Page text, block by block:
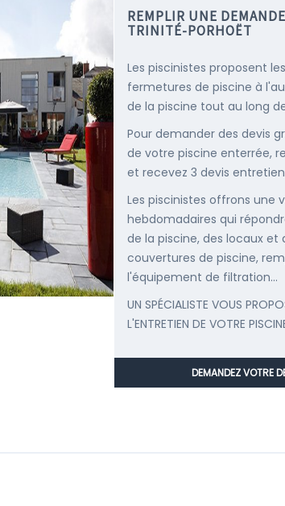
REMPLIR UNE
TRINITÉ-PORHOËT
Les piscinistes proposent
fermetures de piscine à
de la piscine tout au long
Pour demander des devis
de votre piscine enterrée,
et recevez 3 devis
Les piscinistes offrons une
hebdomadaires qui
de la piscine, des locaux
couvertures de piscine,
l'équipement de filtration...
UN SPÉCIALISTE VOUS
L'ENTRETIEN DE VOTRE
DEMANDEZ VOTRE